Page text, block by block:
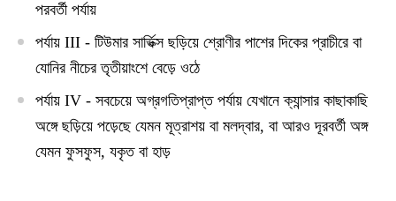
পরবর্তী পর্যায়
পর্যায় III - টিউমার সার্ভিক্স ছড়িয়ে শ্রোণীর পাশের দিকের প্রাচীরে বা
যোনির নীচের তৃতীয়াংশে বেড়ে ওঠে
পর্যায় IV - সবচেয়ে অগ্রগতিপ্রাপ্ত পর্যায় যেখানে ক্যান্সার কাছাকাছি
অঙ্গে ছড়িয়ে পড়েছে যেমন মূত্রাশয় বা মলদ্বার, বা আরও দূরবর্তী অঙ্গ
যেমন ফুসফুস, যকৃত বা হাড়